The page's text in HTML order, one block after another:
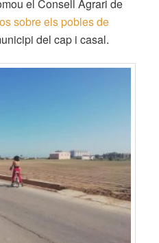
el Consell Agrari de
sobre els pobles de
del cap i casal.